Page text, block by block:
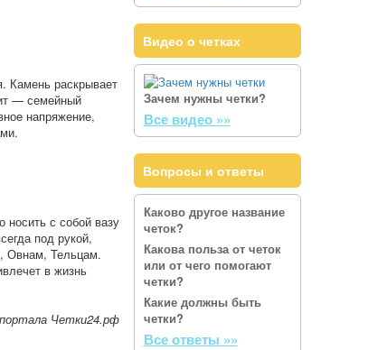
Камень раскрывает
— семейный
напряжение,
носить с собой вазу
под рукой,
Овнам, Тельцам.
в жизнь
Четки24.рф
Видео о четках
Зачем нужны четки?
Все видео »»
Вопросы и ответы
Каково другое название
четок?
Какова польза от четок
или от чего помогают
четки?
Какие должны быть
четки?
Все ответы »»